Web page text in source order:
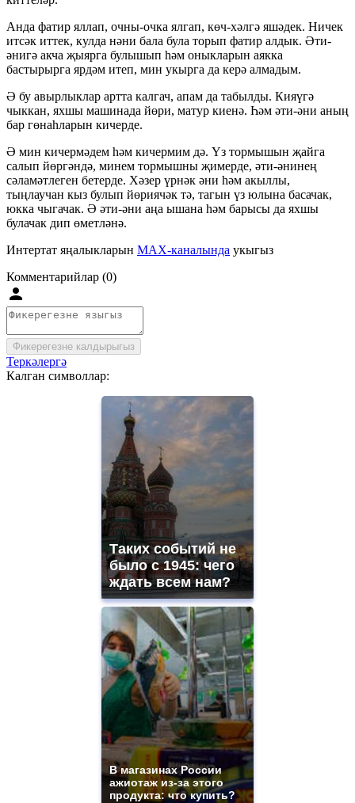
Анда фатир яллап, очны-очка ялгап, көч-хәлгә яшәдек. Ничек
итсәк иттек, кулда нәни бала була торып фатир алдык. Әти-
әнигә акча җыярга булышып һәм оныкларын аякка
бастырырга ярдәм итеп, мин укырга да керә алмадым.
Ә бу авырлыклар артта калгач, апам да табылды. Кияүгә
чыккан, яхшы машинада йөри, матур киенә. Һәм әти-әни аның
бар гөнаһларын кичерде.
Ә мин кичермәдем һәм кичермим дә. Үз тормышын җайга
салып йөргәндә, минем тормышны җимерде, әти-әнинең
сәламәтлеген бетерде. Хәзер үрнәк әни һәм акыллы,
тыңлаучан кыз булып йөриячәк тә, тагын үз юлына басачак,
юкка чыгачак. Ә әти-әни аңа ышана һәм барысы да яхшы
булачак дип өметләнә.
Интертат яңалыкларын MAX-каналында укыгыз
Комментарийлар (0)
Фикерегезне калдырыгыз
Теркәлергә
Калган символлар:
Таких событий не
было с 1945: чего
ждать всем нам?
В магазинах России
ажиотаж из-за этого
продукта: что купить?